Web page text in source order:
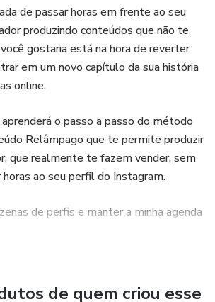
de passar horas em frente ao seu
produzindo conteúdos que não te
gostaria está na hora de reverter
em um novo capítulo da sua história
online.
o passo a passo do método
Relâmpago que te permite produzir
que realmente te fazem vender, sem
horas ao seu perfil do Instagram.
de perfis e manter a minha agenda
meus clientes e que tem sucesso
com qualidade e rapidez e
de quem criou esse